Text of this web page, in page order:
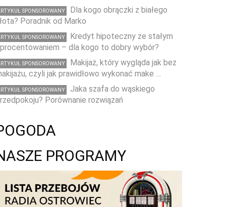
SPONSOROWANY
Dla kogo obrączki z białego
Poradnik od Marko
SPONSOROWANY
Kredyt hipoteczny ze stałym
– dla kogo to dobry wybór?
SPONSOROWANY
Makijaż, który wygląda jak bez
czyli jak prawidłowo wykonać make …
SPONSOROWANY
Jaka szafa do wąskiego
Porównanie rozwiązań
PROGRAMY